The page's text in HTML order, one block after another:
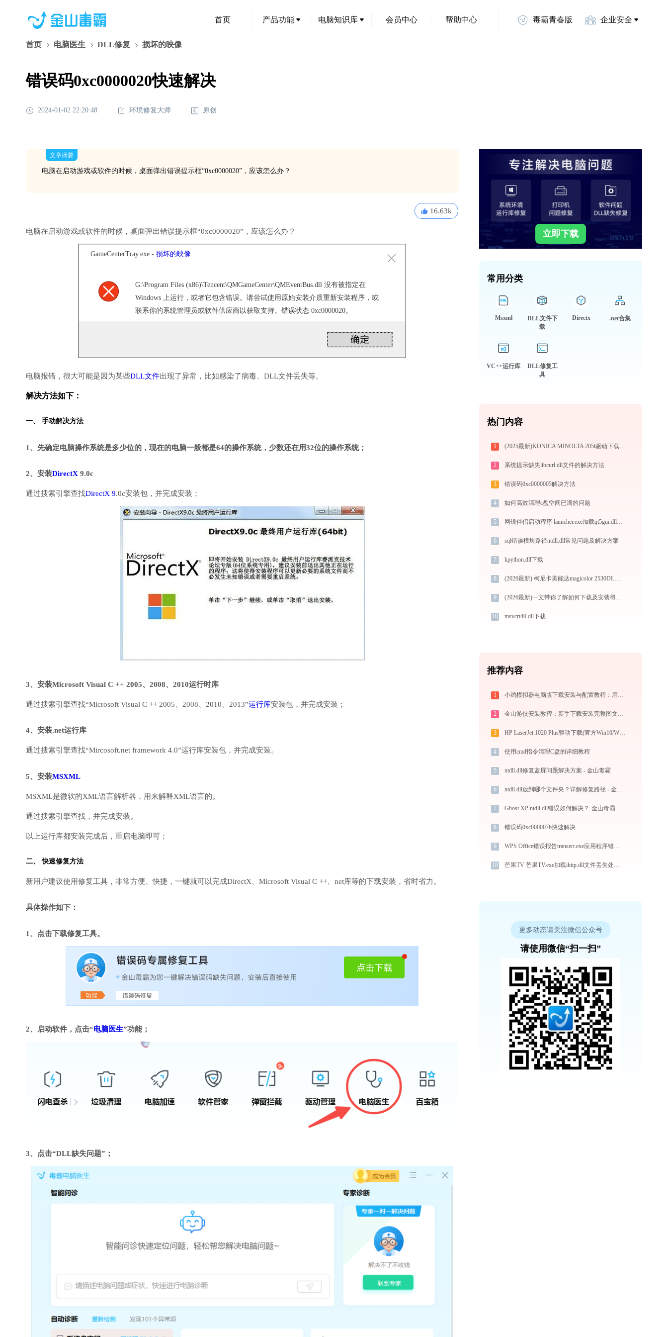
首页 产品功能 电脑知识库 会员中心 帮助中心 毒霸青春版 企业安全
首页 电脑医生 DLL修复 损坏的映像
错误码0xc0000020快速解决
2024-01-02 22:20:48 环境修复大师 原创
文章摘要
电脑在启动游戏或软件的时候，桌面弹出错误提示框“0xc0000020”，应该怎么办？
16.63k
电脑在启动游戏或软件的时候，桌面弹出错误提示框“0xc0000020”，应该怎么办？
GameCenterTray.exe - 损坏的映像
G:\Program Files (x86)\Tencent\QMGameCenter\QMEventBus.dll 没有被指定在
Windows 上运行，或者它包含错误。请尝试使用原始安装介质重新安装程序，或
联系你的系统管理员或软件供应商以获取支持。错误状态 0xc0000020。
电脑报错，很大可能是因为某些DLL文件出现了异常，比如感染了病毒、DLL文件丢失等。
解决方法如下：
一、 手动解决方法
1、先确定电脑操作系统是多少位的，现在的电脑一般都是64的操作系统，少数还在用32位的操作系统；
2、安装DirectX 9.0c
通过搜索引擎查找DirectX 9.0c安装包，并完成安装；
3、安装Microsoft Visual C ++ 2005、2008、2010运行时库
通过搜索引擎查找“Microsoft Visual C ++ 2005、2008、2010、2013”运行库安装包，并完成安装；
4、安装.net运行库
通过搜索引擎查找“Mircosoft.net framework 4.0”运行库安装包，并完成安装。
5、安装MSXML
MSXML是微软的XML语言解析器，用来解释XML语言的。
通过搜索引擎查找，并完成安装。
以上运行库都安装完成后，重启电脑即可；
二、 快速修复方法
新用户建议使用修复工具，非常方便、快捷，一键就可以完成DirectX、Microsoft Visual C ++、net库等的下载安装，省时省力。
具体操作如下：
1、点击下载修复工具。
2、启动软件，点击“电脑医生”功能；
3、点击“DLL缺失问题”；
立即下载
常用分类
Msxml
DLL文件下
载
Directx .net合集
VC++运行库
DLL修复工
具
热门内容
1 (2025最新)KONICA MINOLTA 205i驱动下载(官方)-支持Win10/Win11
2 系统提示缺失libcurl.dll文件的解决方法
3 错误码0xc0000005解决方法
4 如何高效清理c盘空间已满的问题
5 网银伴侣启动程序 launcher.exe加载qt5gui.dll文件丢失处理办法
6 sql错误模块路径ntdll.dll常见问题及解决方案
7 kpython.dll下载
8 (2026最新) 柯尼卡美能达magicolor 2530DL快速连接教程 - 金山毒霸
9 (2026最新)一文带你了解如何下载及安装得力p2500d打印机驱动
10 msvcrt40.dll下载
推荐内容
1 小鸡模拟器电脑版下载安装与配置教程：用电脑重温经典街机与掌机游戏
2 金山游侠安装教程：新手下载安装完整图文步骤
3 HP LaserJet 1020 Plus驱动下载(官方Win10/Win11)
4 使用cmd指令清理C盘的详细教程
5 ntdll.dll修复蓝屏问题解决方案 - 金山毒霸
6 ntdll.dll放到哪个文件夹？详解修复路径 - 金山毒霸
7 Ghost XP ntdll.dll错误如何解决？-金山毒霸
8 错误码0xc000007b快速解决
9 WPS Office错误报告transerr.exe应用程序错误0xc000000d解决方法
10 芒果TV 芒果TV.exe加载ihttp.dll文件丢失处理办法
更多动态请关注微信公众号
请使用微信“扫一扫”